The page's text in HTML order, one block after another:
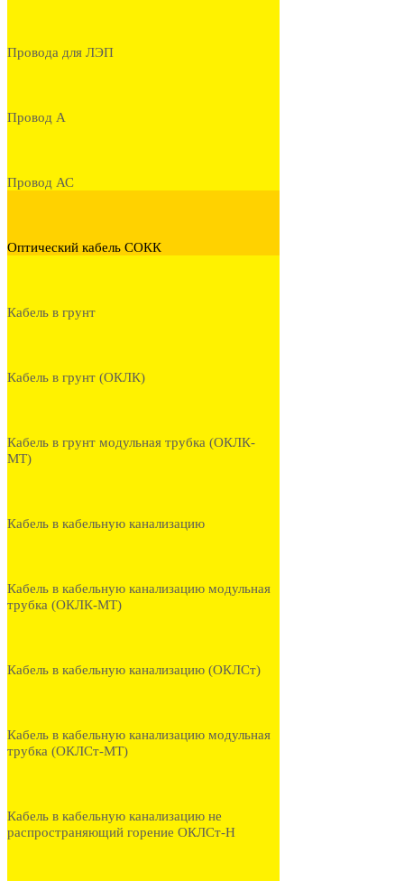
Провода для ЛЭП
Провод А
Провод АС
Оптический кабель СОКК
Кабель в грунт
Кабель в грунт (ОКЛК)
Кабель в грунт модульная трубка (ОКЛК-
МТ)
Кабель в кабельную канализацию
Кабель в кабельную канализацию модульная
трубка (ОКЛК-МТ)
Кабель в кабельную канализацию (ОКЛСт)
Кабель в кабельную канализацию модульная
трубка (ОКЛСт-МТ)
Кабель в кабельную канализацию не
распространяющий горение ОКЛСт-Н